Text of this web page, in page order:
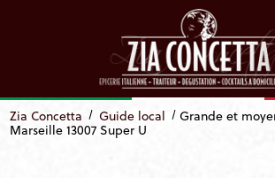
Zia Concetta Guide local
Grande et
Marseille 13007 Super U
Panneau de gestion des cookies